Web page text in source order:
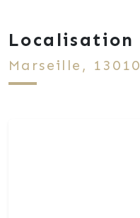
Localisation
Marseille, 13010